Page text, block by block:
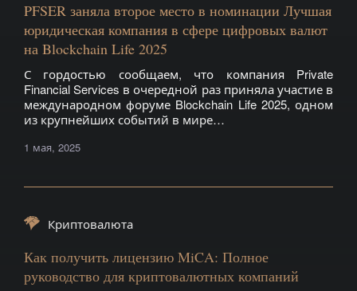
PFSER заняла второе место в номинации Лучшая
юридическая компания в сфере цифровых валют
на Blockchain Life 2025
С гордостью сообщаем, что компания Private
Financial Services в очередной раз приняла участие в
международном форуме Blockchain Life 2025, одном
из крупнейших событий в мире…
1 мая, 2025
Криптовалюта
Как получить лицензию MiCA: Полное
руководство для криптовалютных компаний